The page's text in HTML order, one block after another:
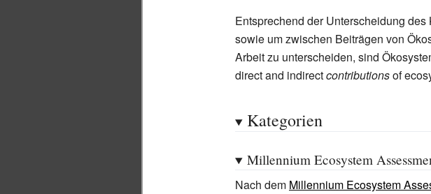
Entsprechend der Unterscheidung
sowie um zwischen Beiträgen von
Arbeit zu unterscheiden, sind
direct and indirectcontributionsof
Kategorien
Millennium Ecosystem
Nach dem Millennium Ecosystem